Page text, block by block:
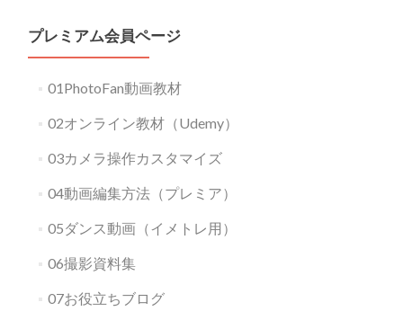
プレミアム会員ページ
01PhotoFan動画教材
02オンライン教材（Udemy）
03カメラ操作カスタマイズ
04動画編集方法（プレミア）
05ダンス動画（イメトレ用）
06撮影資料集
07お役立ちブログ